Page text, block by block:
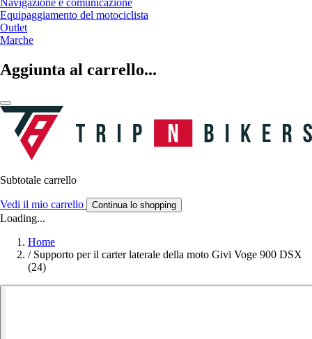
Equipaggiamento del motociclista
Outlet
Marche
Aggiunta al carrello...
Subtotale carrello
Vedi il mio carrello Continua lo shopping
Loading...
Home
/ Supporto per il carter laterale della moto Givi Voge 900 DSX
(24)